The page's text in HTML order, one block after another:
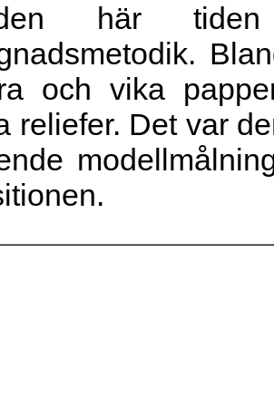
här tiden
och vika
reliefer. Det var